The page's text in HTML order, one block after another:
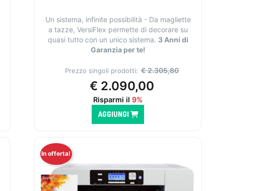
Un sistema, infinite possibilità - Da magliette
a tazze, VersiFlex permette di decorare su
quasi tutto con un unico sistema. 3 Anni di
Garanzia per te!
Prezzo singoli prodotti: €2.305,80
€ 2.090,00
Risparmi il 9%
AGGIUNGI
In offerta!